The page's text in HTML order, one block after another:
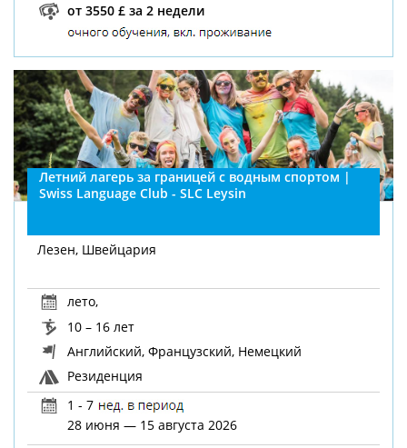
от 3550 £ за 2 недели
Летний лагерь за границей с водным спортом |
Swiss Language Club - SLC Leysin
Лезен, Швейцария
лето,
10 – 16 лет
Английский, Французский, Немецкий
Резиденция
1 - 7
28 июня — 15 августа 2026